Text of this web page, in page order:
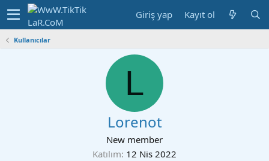
Giriş yap Kayıt ol
Kullanıcılar
L
Lorenot
New member
Katılım 12 Nis 2022